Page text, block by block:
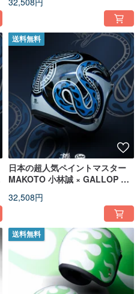
ピンストライプ
送料無料
日本の超人気ペイントマスター
MAKOTO 小林誠 × GALLOP コ
ピンストライプ
32,508円
送料無料